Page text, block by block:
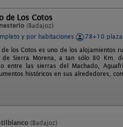
de Los Cotos
(Badajoz)
y por habitaciones
78+10
de los Cotos es uno de los alojamientos
de Sierra Morena, a tan sólo 80 Km.
entre las sierras del Machado,
históricos en sus alrededores,
(Badajoz)